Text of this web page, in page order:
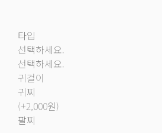
타입
선택하세요.
선택하세요.
귀걸이
귀찌
(+2,000원)
팔찌